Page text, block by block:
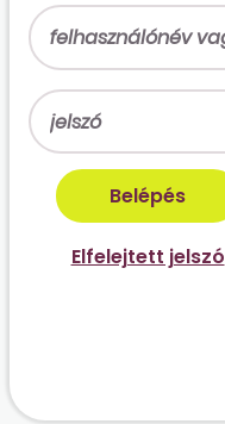
Elfelejtett jelszó